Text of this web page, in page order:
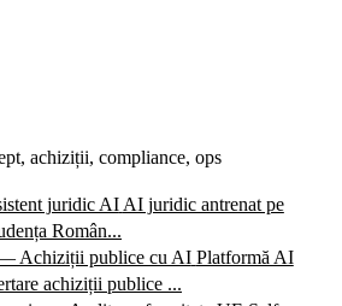
achiziții, compliance, ops
juridic AI AI juridic antrenat pe
Român...
Achiziții publice cu AI Platformă AI
achiziții publice ...